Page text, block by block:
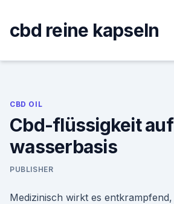
content
cbd reine kapseln
CBD OIL
Cbd-flüssigkeit auf
wasserbasis
PUBLISHER
Medizinisch wirkt es entkrampfend,